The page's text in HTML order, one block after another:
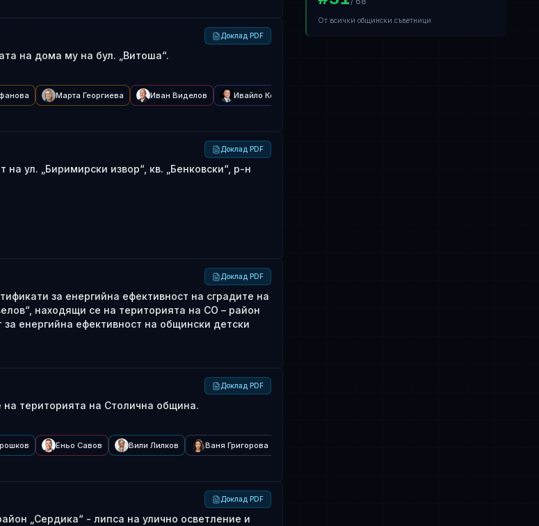
Доклад PDF
на дома му на бул. „Витоша“.
Марта Георгиева Иван Виделов Ивайло Костадинов
Доклад PDF
ул. „Биримирски извор“, кв. „Бенковски“, р-н
Доклад PDF
за енергийна ефективност на сградите на
находящи се на територията на СО – район
енергийна ефективност на общински детски
Доклад PDF
територията на Столична община.
Еньо Савов Вили Лилков Ваня Григорова
Доклад PDF
„Сердика“ - липса на улично осветление и
От всички общински съветници